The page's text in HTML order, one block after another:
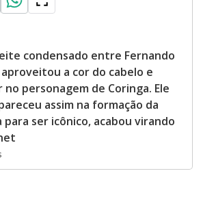
condensado entre Fernando
a cor do cabelo e
personagem de Coringa. Ele
assim na formação da
para ser icônico, acabou virando